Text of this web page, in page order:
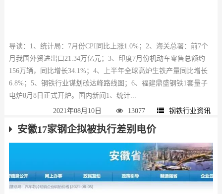
导读：1、统计局：7月份CPI同比上涨1.0%；2、海关总署：前7个
月我国外贸进出口21.34万亿元；3、印度7月份机动车零售总额约
156万辆，同比增长34.1%；4、上半年全球高炉生铁产量同比增长
6.8%；5、钢铁行业谋划碳达峰路线图；6、福建鼎盛钢铁1套量子
电炉8月8日正式开炉。国内新闻1、统计...
2021年08月10日 13077 钢铁行业资讯
安徽17家钢企拟被执行差别电价